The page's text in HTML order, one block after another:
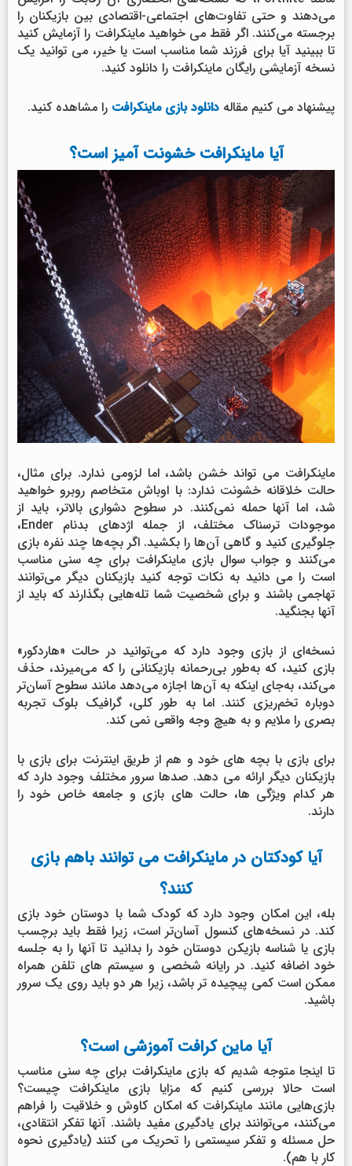
می‌دهند و حتی تفاوت‌های اجتماعی-اقتصادی بین بازیکنان را
برجسته می‌کنند. اگر فقط می خواهید ماینکرافت را آزمایش کنید
تا ببینید آیا برای فرزند شما مناسب است یا خیر، می توانید یک
نسخه آزمایشی رایگان ماینکرافت را دانلود کنید.
پیشنهاد می کنیم مقاله دانلود بازی ماینکرافت را مشاهده کنید.
آیا ماینکرافت خشونت آمیز است؟
ماینکرافت می تواند خشن باشد، اما لزومی ندارد. برای مثال،
حالت خلاقانه خشونت ندارد: با اوباش متخاصم روبرو خواهید
شد، اما آنها حمله نمی‌کنند. در سطوح دشواری بالاتر، باید از
موجودات ترسناک مختلف، از جمله اژدهای بدنام Ender،
جلوگیری کنید و گاهی آن‌ها را بکشید. اگر بچه‌ها چند نفره بازی
می‌کنند و جواب سوال بازی ماینکرافت برای چه سنی مناسب
است را می دانید به نکات توجه کنید بازیکنان دیگر می‌توانند
تهاجمی باشند و برای شخصیت شما تله‌هایی بگذارند که باید از
آنها بجنگید.
نسخه‌ای از بازی وجود دارد که می‌توانید در حالت «هاردکور»
بازی کنید، که به‌طور بی‌رحمانه بازیکنانی را که می‌میرند، حذف
می‌کند، به‌جای اینکه به آن‌ها اجازه می‌دهد مانند سطوح آسان‌تر
دوباره تخم‌ریزی کنند. اما به طور کلی، گرافیک بلوک تجربه
بصری را ملایم و به هیچ وجه واقعی نمی کند.
برای بازی با بچه های خود و هم از طریق اینترنت برای بازی با
بازیکنان دیگر ارائه می دهد. صدها سرور مختلف وجود دارد که
هر کدام ویژگی ها، حالت های بازی و جامعه خاص خود را
دارند.
آیا کودکتان در ماینکرافت می توانند باهم بازی
کنند؟
بله، این امکان وجود دارد که کودک شما با دوستان خود بازی
کند. در نسخه‌های کنسول آسان‌تر است، زیرا فقط باید برچسب
بازی یا شناسه بازیکن دوستان خود را بدانید تا آنها را به جلسه
خود اضافه کنید. در رایانه شخصی و سیستم های تلفن همراه
ممکن است کمی پیچیده تر باشد، زیرا هر دو باید روی یک سرور
باشید.
آیا ماین کرافت آموزشی است؟
تا اینجا متوجه شدیم که بازی ماینکرافت برای چه سنی مناسب
است حالا بررسی کنیم که مزایا بازی ماینکرافت چیست؟
بازی‌هایی مانند ماینکرافت که امکان کاوش و خلاقیت را فراهم
می‌کنند، می‌توانند برای یادگیری مفید باشند. آنها تفکر انتقادی،
حل مسئله و تفکر سیستمی را تحریک می کنند (یادگیری نحوه
کار با هم).